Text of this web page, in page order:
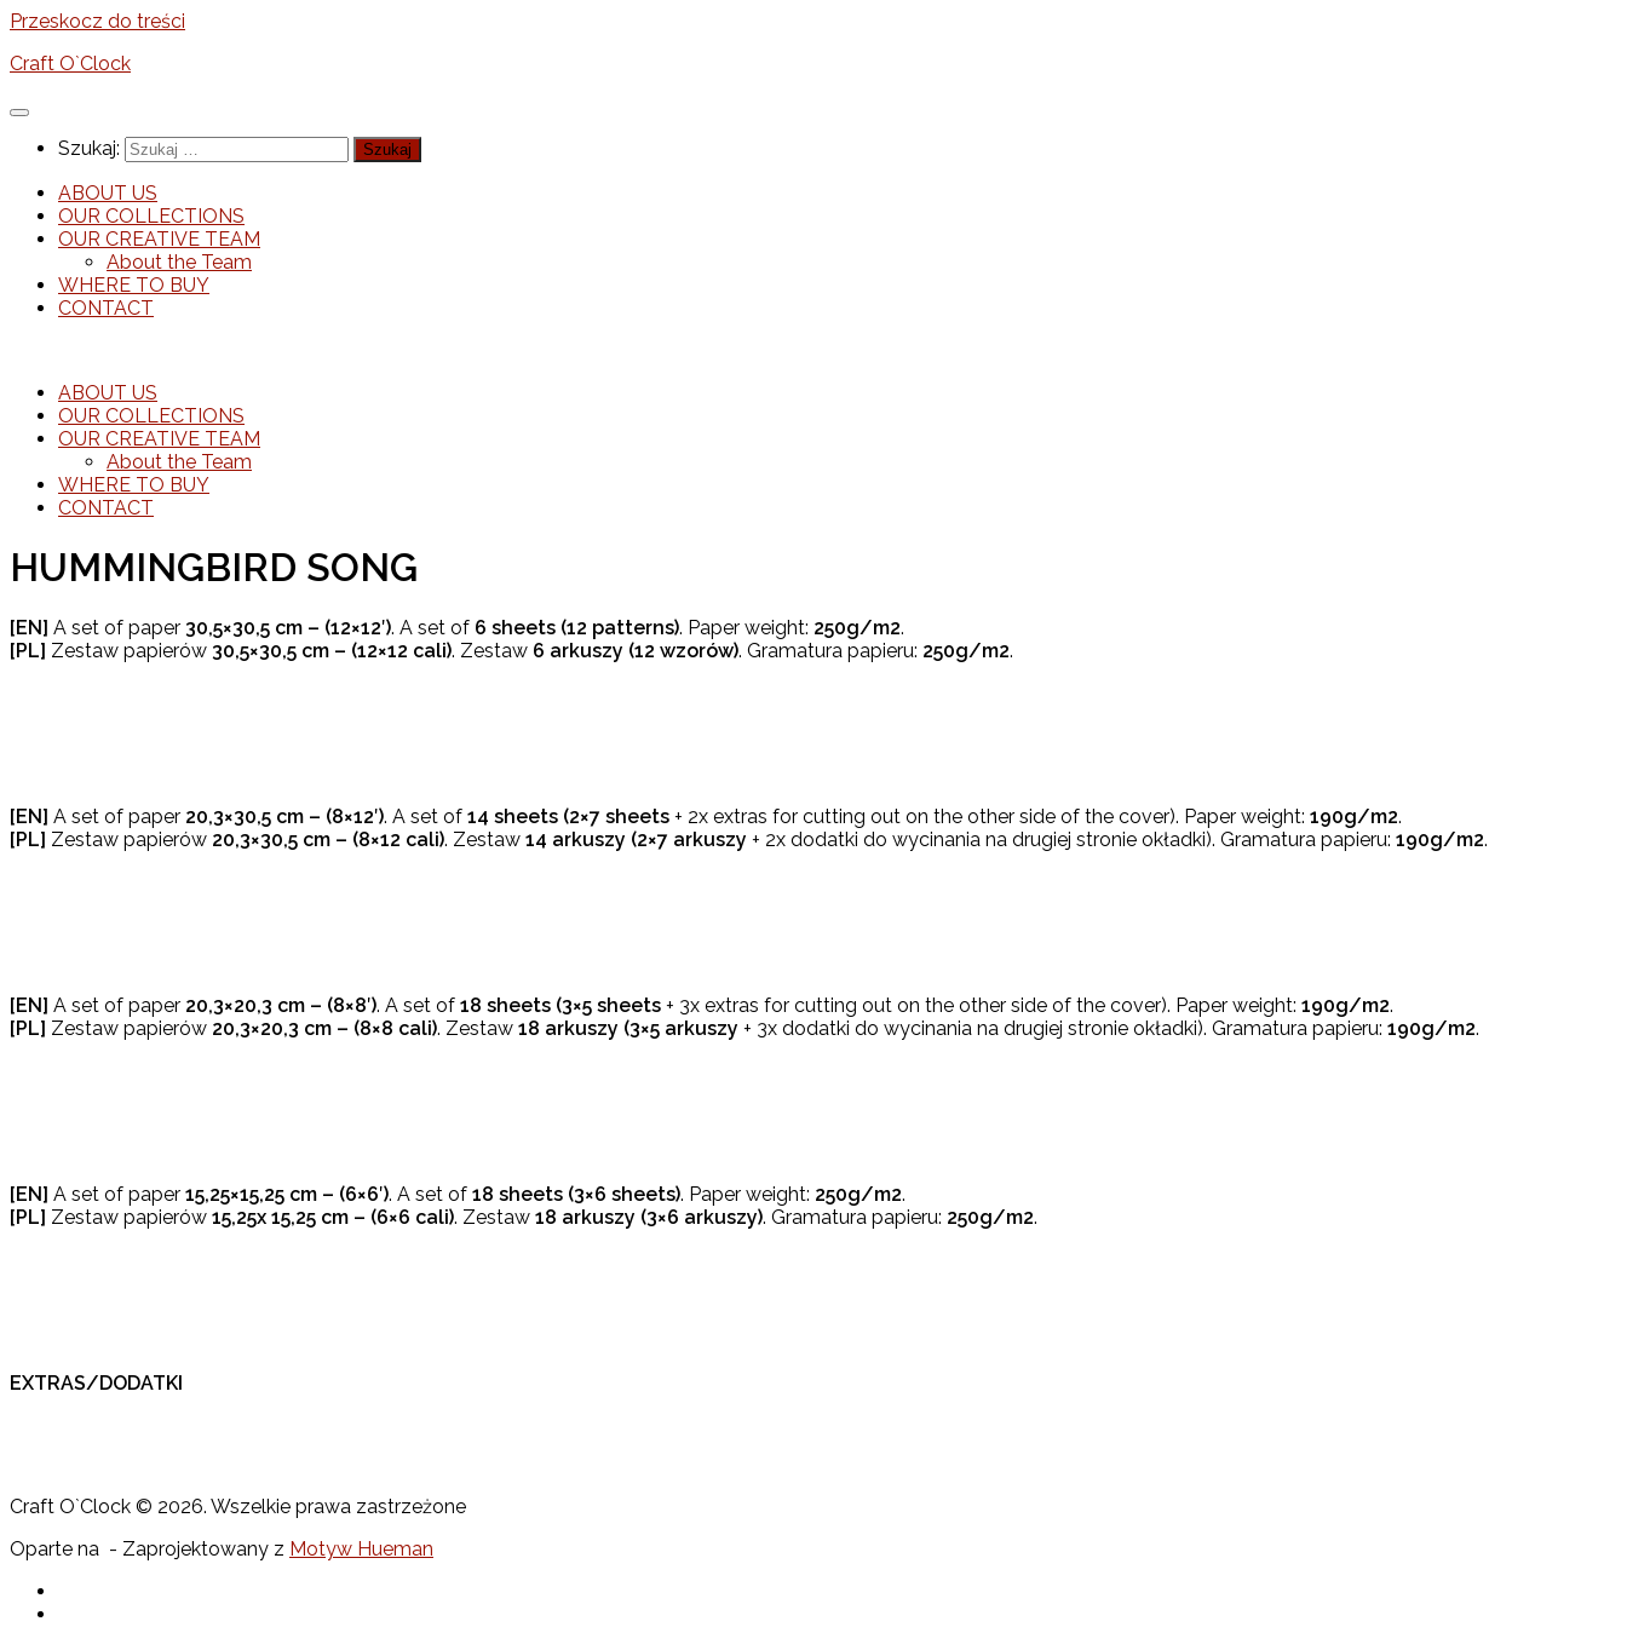
Przeskocz do treści
Craft O`Clock
Szukaj:
ABOUT US
OUR COLLECTIONS
OUR CREATIVE TEAM
About the Team
WHERE TO BUY
CONTACT
ABOUT US
OUR COLLECTIONS
OUR CREATIVE TEAM
About the Team
WHERE TO BUY
CONTACT
HUMMINGBIRD SONG
[EN] A set of paper 30,5×30,5 cm – (12×12′). A set of 6 sheets (12 patterns). Paper weight: 250g/m2.
[PL] Zestaw papierów 30,5×30,5 cm – (12×12 cali). Zestaw 6 arkuszy (12 wzorów). Gramatura papieru: 250g/m2.
[EN] A set of paper 20,3×30,5 cm – (8×12′). A set of 14 sheets (2×7 sheets + 2x extras for cutting out on the other side of the cover). Paper weight: 190g/m2.
[PL] Zestaw papierów 20,3×30,5 cm – (8×12 cali). Zestaw 14 arkuszy (2×7 arkuszy + 2x dodatki do wycinania na drugiej stronie okładki). Gramatura papieru: 190g/m2.
[EN] A set of paper 20,3×20,3 cm – (8×8′). A set of 18 sheets (3×5 sheets + 3x extras for cutting out on the other side of the cover). Paper weight: 190g/m2.
[PL] Zestaw papierów 20,3×20,3 cm – (8×8 cali). Zestaw 18 arkuszy (3×5 arkuszy + 3x dodatki do wycinania na drugiej stronie okładki). Gramatura papieru: 190g/m2.
[EN] A set of paper 15,25×15,25 cm – (6×6′). A set of 18 sheets (3×6 sheets). Paper weight: 250g/m2.
[PL] Zestaw papierów 15,25x 15,25 cm – (6×6 cali). Zestaw 18 arkuszy (3×6 arkuszy). Gramatura papieru: 250g/m2.
EXTRAS/DODATKI
Craft O`Clock © 2026. Wszelkie prawa zastrzeżone
Oparte na - Zaprojektowany z Motyw Hueman